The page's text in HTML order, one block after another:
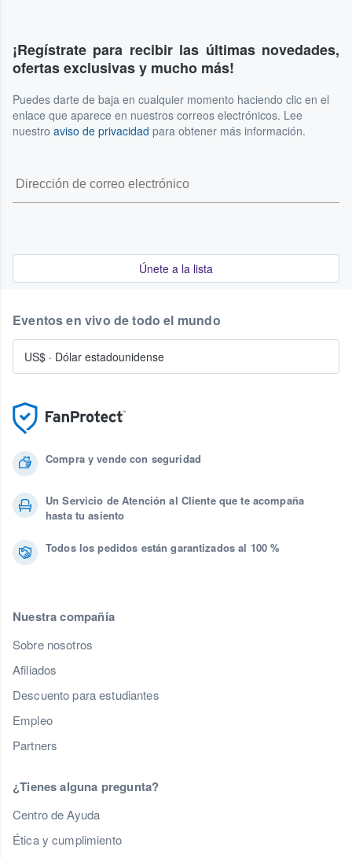
¡Regístrate para recibir las últimas novedades,
ofertas exclusivas y mucho más!
Puedes darte de baja en cualquier momento haciendo clic en el
enlace que aparece en nuestros correos electrónicos. Lee
nuestro aviso de privacidad para obtener más información.
Únete a la lista
Compra y vende con seguridad
Un Servicio de Atención al Cliente que te acompaña
hasta tu asiento
Todos los pedidos están garantizados al 100 %
Nuestra compañía
Sobre nosotros
Afiliados
Descuento para estudiantes
Empleo
Partners
¿Tienes alguna pregunta?
Centro de Ayuda
Ética y cumplimiento
Eventos en vivo de todo el mundo
US$ · Dólar estadounidense